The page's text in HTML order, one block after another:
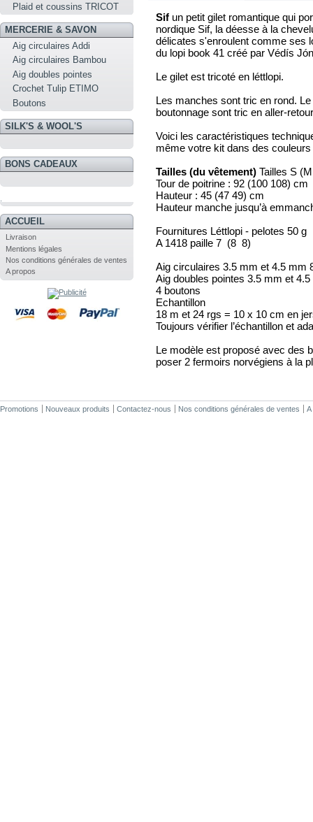
Plaid et coussins TRICOT
MERCERIE & SAVON
Aig circulaires Addi
Aig circulaires Bambou
Aig doubles pointes
Crochet Tulip ETIMO
Boutons
SILK'S & WOOL'S
BONS CADEAUX
ACCUEIL
Livraison
Mentions légales
Nos conditions générales de ventes
A propos
Sif un petit gilet romantique qui
nordique Sif, la déesse à la
délicates s'enroulent comme ses
du lopi book 41 créé par Védís
Le gilet est tricoté en léttlopi.
Les manches sont tric en rond.
boutonnage sont tric en aller-
Voici les caractéristiques
même votre kit dans des
Tailles (du vêtement) Tailles S
Tour de poitrine : 92 (100 108) cm
Hauteur : 45 (47 49) cm
Hauteur manche jusqu’à
Fournitures Léttlopi - pelotes 50 g
A 1418 paille 7 (8 8)
Aig circulaires 3.5 mm et 4.5 mm
Aig doubles pointes 3.5 mm et
4 boutons
Echantillon
18 m et 24 rgs = 10 x 10 cm en
Toujours vérifier l’échantillon et
Le modèle est proposé avec des
poser 2 fermoirs norvégiens à la
Promotions Nouveaux produits Contactez-nous Nos conditions générales de ventes A